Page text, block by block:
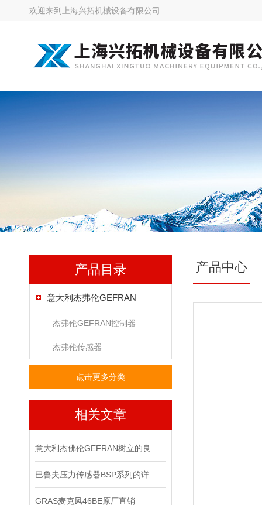
欢迎来到 上海兴拓机械设备有限公司
产品目录
意大利杰弗伦GEFRAN
杰弗伦GEFRAN控制器
杰弗伦传感器
点击更多分类
相关文章
GRAS麦克风46BE原厂直销
产品中心